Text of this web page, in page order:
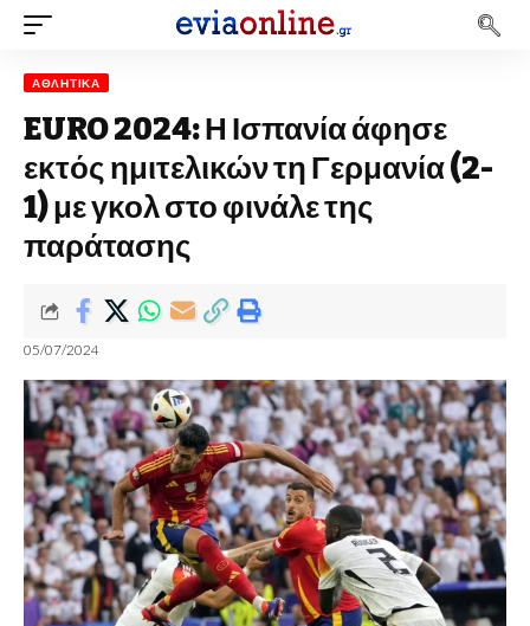
ΑΘΛΗΤΙΚΆ
EURO 2024: Η Ισπανία άφησε
εκτός ημιτελικών τη Γερμανία (2-
1) με γκολ στο φινάλε της
παράτασης
05/07/2024